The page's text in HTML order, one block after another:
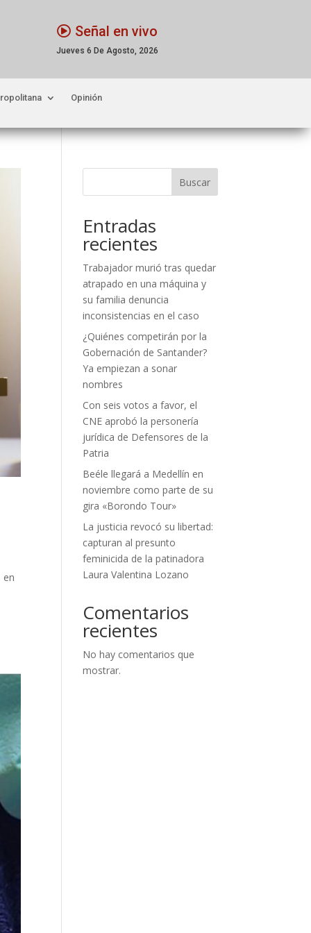
Señal en vivo
Jueves 6 De Agosto, 2026
Opinión
en
Buscar
Entradas
recientes
Trabajador murió tras quedar
atrapado en una máquina y
su familia denuncia
inconsistencias en el caso
¿Quiénes competirán por la
Gobernación de Santander?
Ya empiezan a sonar
nombres
Con seis votos a favor, el
CNE aprobó la personería
jurídica de Defensores de la
Patria
Beéle llegará a Medellín en
noviembre como parte de su
gira «Borondo Tour»
La justicia revocó su libertad:
capturan al presunto
feminicida de la patinadora
Laura Valentina Lozano
Comentarios
recientes
No hay comentarios que
mostrar.